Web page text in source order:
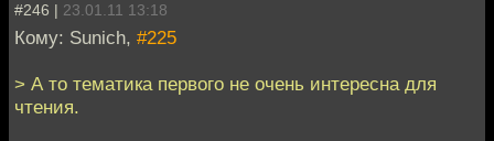
#246 | 23.01.11 13:18
Кому: Sunich, #225
> А то тематика первого не очень интересна для
чтения.